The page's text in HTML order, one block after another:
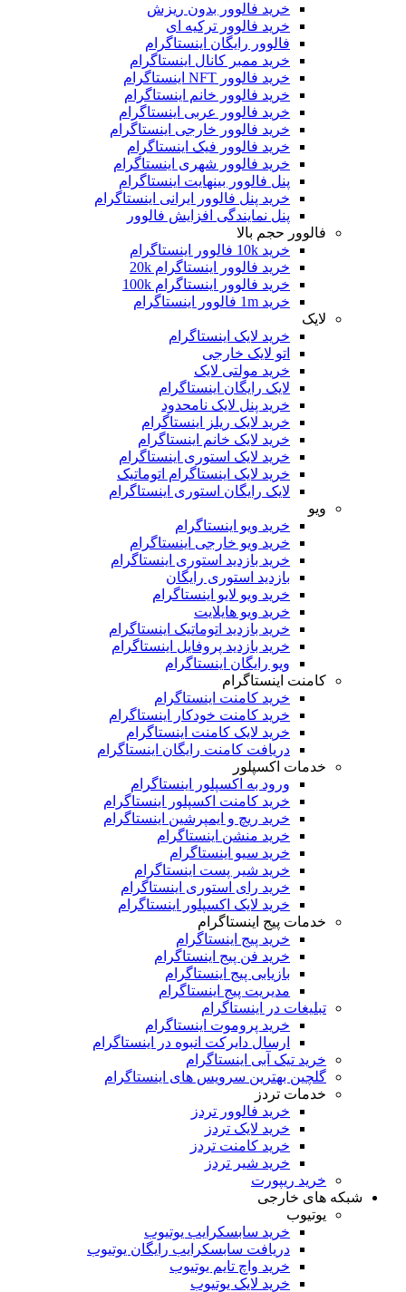
خرید فالوور بدون ریزش
خرید فالوور ترکیه ای
فالوور رایگان اینستاگرام
خرید ممبر کانال اینستاگرام
خرید فالوور NFT اینستاگرام
خرید فالوور خانم اینستاگرام
خرید فالوور عربی اینستاگرام
خرید فالوور خارجی اینستاگرام
خرید فالوور فیک اینستاگرام
خرید فالوور شهری اینستاگرام
پنل فالوور بینهایت اینستاگرام
خرید پنل فالوور ایرانی اینستاگرام
پنل نمایندگی افزایش فالوور
فالوور حجم بالا
خرید 10k فالوور اینستاگرام
خرید فالوور اینستاگرام 20k
خرید فالوور اینستاگرام 100k
خرید 1m فالوور اینستاگرام
لایک
خرید لایک اینستاگرام
اتو لایک خارجی
خرید مولتی لایک
لایک رایگان اینستاگرام
خرید پنل لایک نامحدود
خرید لایک ریلز اینستاگرام
خرید لایک خانم اینستاگرام
خرید لایک استوری اینستاگرام
خرید لایک اینستاگرام اتوماتیک
لایک رایگان استوری اینستاگرام
ویو
خرید ویو اینستاگرام
خرید ویو خارجی اینستاگرام
خرید بازدید استوری اینستاگرام
بازدید استوری رایگان
خرید ویو لایو اینستاگرام
خرید ویو هایلایت
خرید بازدید اتوماتیک اینستاگرام
خرید بازدید پروفایل اینستاگرام
ویو رایگان اینستاگرام
کامنت اینستاگرام
خرید کامنت اینستاگرام
خرید کامنت خودکار اینستاگرام
خرید لایک کامنت اینستاگرام
دریافت کامنت رایگان اینستاگرام
خدمات اکسپلور
ورود به اکسپلور اینستاگرام
خرید کامنت اکسپلور اینستاگرام
خرید ریچ و ایمپرشین اینستاگرام
خرید منشن اینستاگرام
خرید سیو اینستاگرام
خرید شیر پست اینستاگرام
خرید رای استوری اینستاگرام
خرید لایک اکسپلور اینستاگرام
خدمات پیج اینستاگرام
خرید پیج اینستاگرام
خرید فن پیج اینستاگرام
بازیابی پیج اینستاگرام
مدیریت پیج اینستاگرام
تبلیغات در اینستاگرام
خرید پروموت اینستاگرام
ارسال دایرکت انبوه در اینستاگرام
خرید تیک آبی اینستاگرام
گلچین بهترین سرویس های اینستاگرام
خدمات تردز
خرید فالوور تردز
خرید لایک تردز
خرید کامنت تردز
خرید شیر تردز
خرید ریپورت
شبکه های خارجی
یوتیوب
خرید سابسکرایب یوتیوب
دریافت سابسکرایب رایگان یوتیوب
خرید واچ تایم یوتیوب
خرید لایک یوتیوب